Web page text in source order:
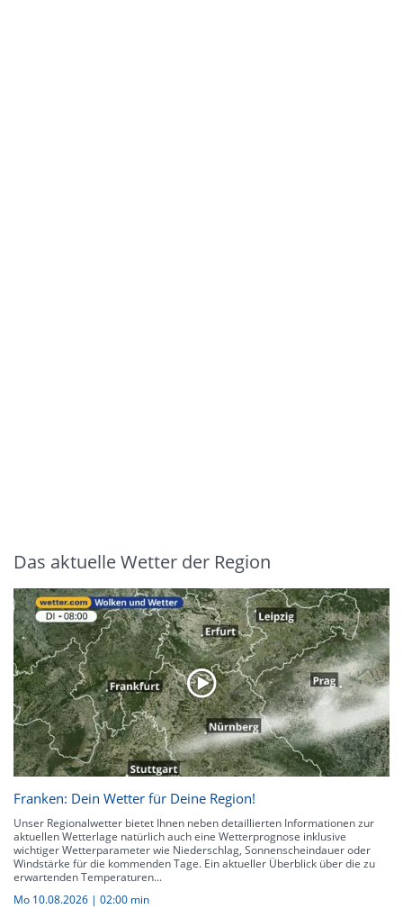
Das aktuelle Wetter der Region
Franken: Dein Wetter für Deine Region!
Unser Regionalwetter bietet Ihnen neben detaillierten Informationen zur
aktuellen Wetterlage natürlich auch eine Wetterprognose inklusive
wichtiger Wetterparameter wie Niederschlag, Sonnenscheindauer oder
Windstärke für die kommenden Tage. Ein aktueller Überblick über die zu
erwartenden Temperaturen...
Mo 10.08.2026 | 02:00 min